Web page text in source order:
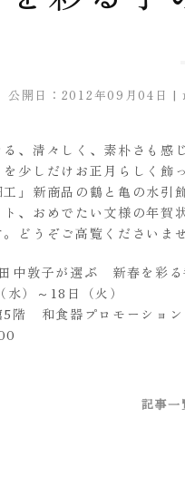
公開日：2012年09月04日 |
、清々しく、素朴さも感
少しだけお正月らしく飾
」新商品の鶴と亀の水引
、おめでたい文様の年賀
どうぞご高覧くださいませ
中敦子が選ぶ 新春を彩る
）～18日（火）
5階 和食器プロモーション
記事一